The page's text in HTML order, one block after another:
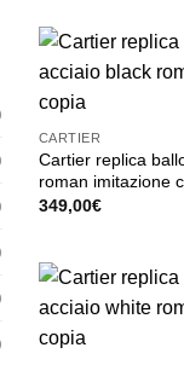
CARTIER
Cartier replica
roman imitazione
349,00€